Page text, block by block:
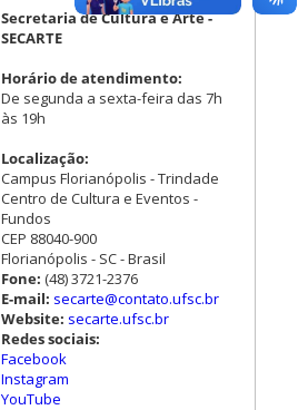
Secretaria de Cultura e Arte -
SECARTE
Horário de atendimento:
De segunda a sexta-feira das 7h
às 19h
Localização:
Campus Florianópolis - Trindade
Centro de Cultura e Eventos -
Fundos
CEP 88040-900
Florianópolis - SC - Brasil
Fone: (48) 3721-2376
E-mail: secarte@contato.ufsc.br
Website: secarte.ufsc.br
Redes sociais:
Facebook
Instagram
YouTube